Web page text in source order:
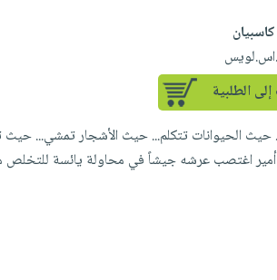
الطلبية
حيث الحيوانات تتكلم... حيث الأشجار تمشي...
اغتصب عرشه جيشاً في محاولة يائسة للتخلص